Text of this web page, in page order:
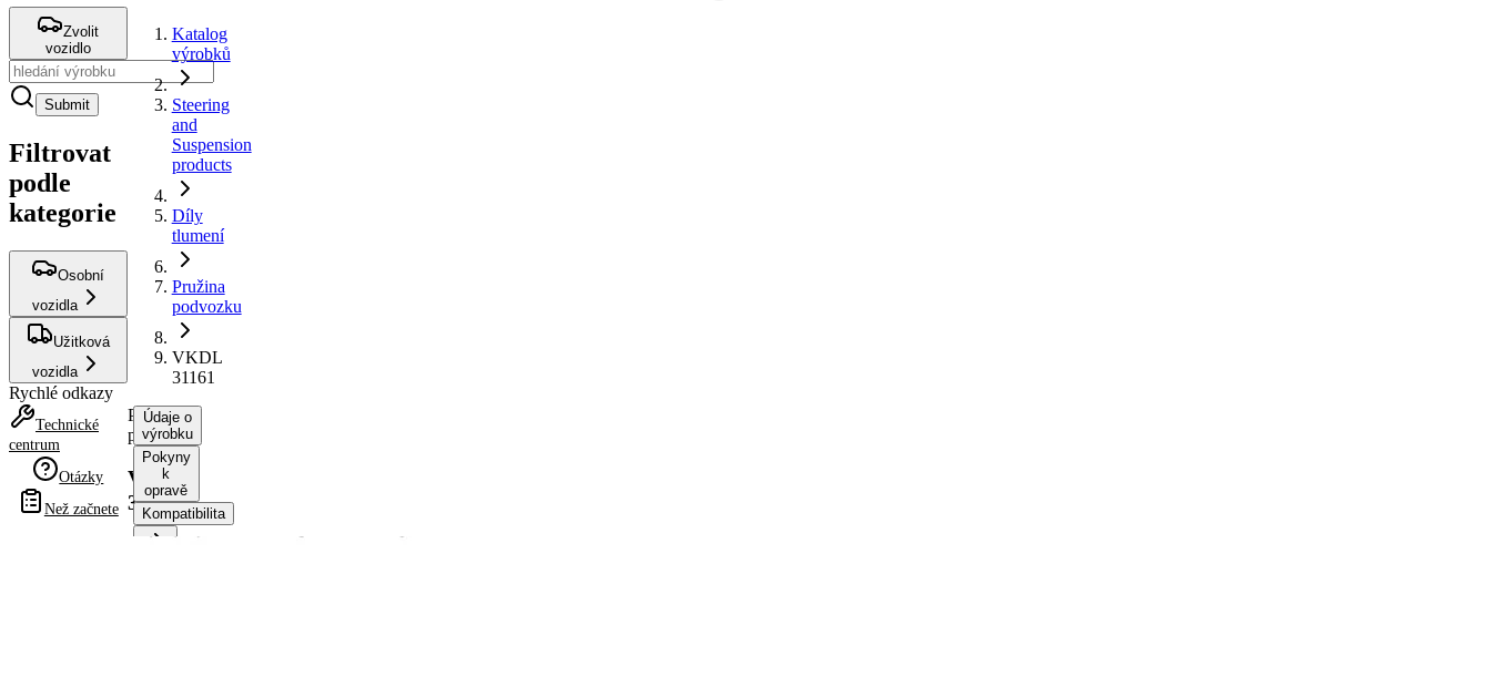
Zvolit
vozidlo
Submit
Filtrovat
podle
kategorie
Osobní
vozidla
Užitková
vozidla
Rychlé odkazy
Technické
centrum
Otázky
Než začnete
Katalog
výrobků
Steering
and
Suspension
products
Díly
tlumení
Pružina
podvozku
VKDL
31161
Pružina
podvozku
VKDL
31161
Údaje o
výrobku
Pokyny
k
opravě
Kompatibilita